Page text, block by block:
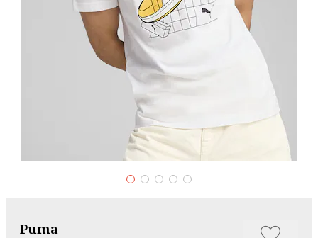
Puma